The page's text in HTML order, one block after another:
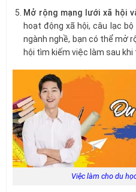
Mở rộng mạng lưới xã hội
hoạt động xã hội, câu lạc
ngành nghề, bạn có thể mở
hội tìm kiếm việc làm sau khi
Việc làm cho du